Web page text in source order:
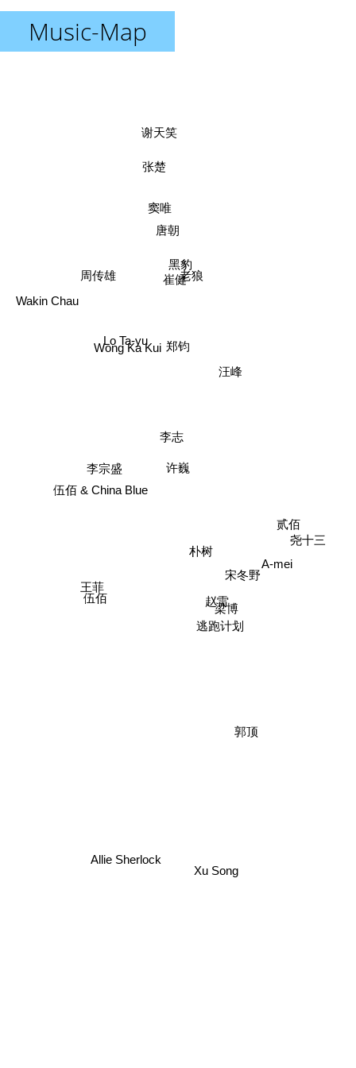
Music-Map
许巍
朴树
郑钧
赵雷
李志
伍佰 & China Blue
逃跑计划
汪峰
宋冬野
Wong Ka Kui
伍佰
崔健
黑豹
老狼
梁博
Lo Ta-yu
唐朝
李宗盛
郭顶
王菲
尧十三
张楚
贰佰
周传雄
窦唯
Allie Sherlock
Xu Song
谢天笑
A-mei
Wakin Chau